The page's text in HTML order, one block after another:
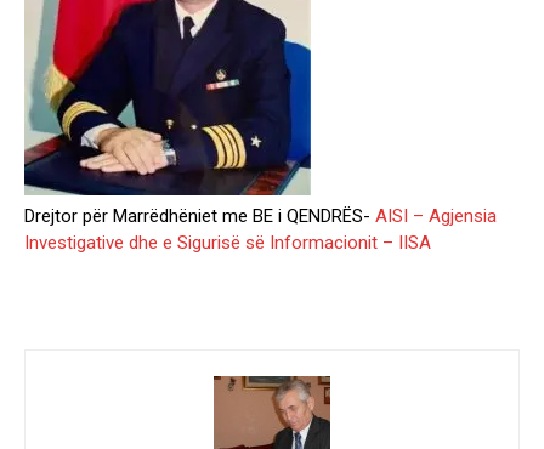
Drejtor për Marrëdhëniet me BE i QENDRËS- AISI – Agjensia
Investigative dhe e Sigurisë së Informacionit – IISA